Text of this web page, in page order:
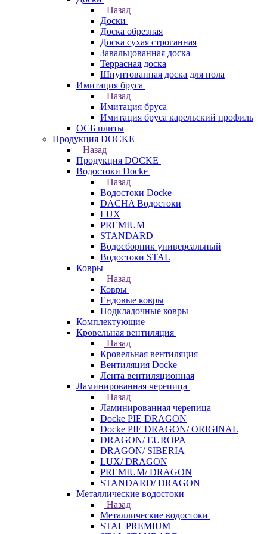
Назад
Доски
Доска обрезная
Доска сухая строганная
Завальцованная доска
Террасная доска
Шпунтованная доска для пола
Имитация бруса
Назад
Имитация бруса
Имитация бруса карельский профиль
ОСБ плиты
Продукция DOCKE
Назад
Продукция DOCKE
Водостоки Docke
Назад
Водостоки Docke
DACHA Водостоки
LUX
PREMIUM
STANDARD
Водосборник универсальный
Водостоки STAL
Ковры
Назад
Ковры
Ендовые ковры
Подкладочные ковры
Комплектующие
Кровельная вентиляция
Назад
Кровельная вентиляция
Вентиляция Docke
Лента вентиляционная
Ламинированная черепица
Назад
Ламинированная черепица
Docke PIE DRAGON
Docke PIE DRAGON/ ORIGINAL
DRAGON/ EUROPA
DRAGON/ SIBERIA
LUX/ DRAGON
PREMIUM/ DRAGON
STANDARD/ DRAGON
Металлические водостоки
Назад
Металлические водостоки
STAL PREMIUM